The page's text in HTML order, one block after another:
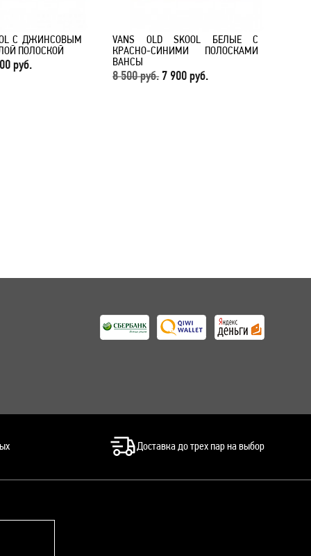
С ДЖИНСОВЫМ
ПОЛОСКОЙ
руб.
VANS OLD SKOOL БЕЛЫЕ С
КРАСНО-СИНИМИ ПОЛОСКАМИ
ВАНСЫ
8 500 руб. 7 900 руб.
Доставка до трех пар на выбор